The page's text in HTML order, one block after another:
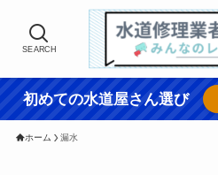
SEARCH
初めての水道屋さん選び
ホーム 漏水